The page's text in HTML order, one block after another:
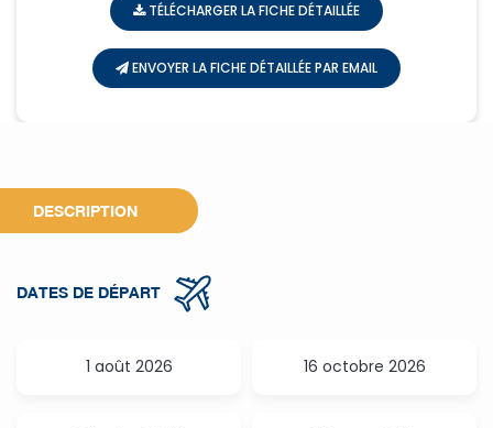
TÉLÉCHARGER LA FICHE DÉTAILLÉE
ENVOYER LA FICHE DÉTAILLÉE PAR EMAIL
DESCRIPTION
DATES DE DÉPART
1 août 2026 16 octobre 2026